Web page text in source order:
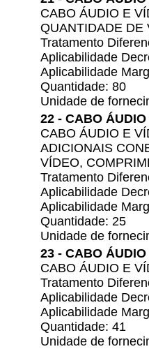
CABO ÁUDIO E
QUANTIDADE DE
Tratamento
Aplicabilidade
Aplicabilidade
Quantidade: 80
Unidade de
22 - CABO ÁUDIO
CABO ÁUDIO E
ADICIONAIS
VÍDEO,
Tratamento
Aplicabilidade
Aplicabilidade
Quantidade: 25
Unidade de
23 - CABO ÁUDIO
CABO ÁUDIO E
Tratamento
Aplicabilidade
Aplicabilidade
Quantidade: 41
Unidade de